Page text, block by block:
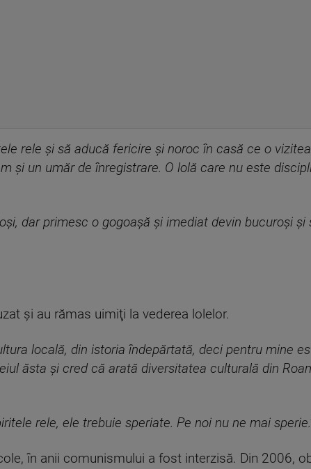
rele şi să aducă fericire şi noroc în casă ce o
şi un umăr de înregistrare. O lolă care nu este
dar primesc o gogoaşă şi imediat devin bucuroşi şi
şi au rămas uimiţi la vederea lolelor.
locală, din istoria îndepărtată, deci pentru mine
ăsta şi cred că arată diversitatea culturală din
rele, ele trebuie speriate. Pe noi nu ne mai
în anii comunismului a fost interzisă. Din 2006,